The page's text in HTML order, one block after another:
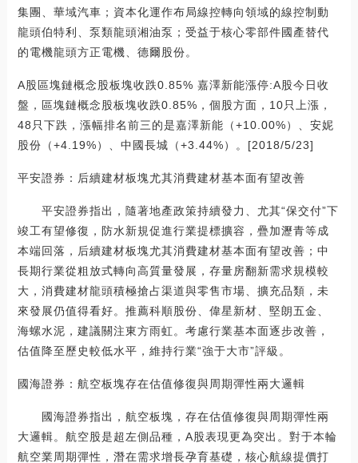
集團、華域汽車；資本化運作布局線控轉向領域的線控制動
龍頭伯特利、泵類龍頭湘油泵；受益于核心零部件國產替代
的電機龍頭方正電機、德爾股份。
A股區塊鏈概念股板塊收跌0.85% 嘉澤新能漲停:A股今日收
盤，區塊鏈概念股板塊收跌0.85%，個股方面，10只上漲，
48只下跌，漲幅排名前三的是嘉澤新能（+10.00%）、安妮
股份（+4.19%）、中國長城（+3.44%）。[2018/5/23]
平安證券：后續建材板塊尤其消費建材基本面有望改善
平安證券指出，隨著地產政策持續發力、尤其“保交付”下
竣工有望修復，防水新規促進行業提標擴容，疊加瀝青等成
本端回落，后續建材板塊尤其消費建材基本面有望改善；中
長期行業從粗放式轉向高質量發展，存量房翻新需求規模較
大，消費建材龍頭積極搶占渠道與零售市場、擴充品類，未
來發展仍值得看好。推薦科順股份、偉星新材、堅朗五金、
海螺水泥，建議關注東方雨虹。考慮行業基本面逐步改善，
估值降至歷史較低水平，維持行業“強于大市”評級。
國海證券：航空板塊存在估值修復與周期彈性兩大邏輯
國海證券指出，航空板塊，存在估值修復與周期彈性兩
大邏輯。航空股是超左側品種，A股表現更為突出。對于本輪
航空業周期彈性，潛在需求增長孕育基礎，核心航線提價打